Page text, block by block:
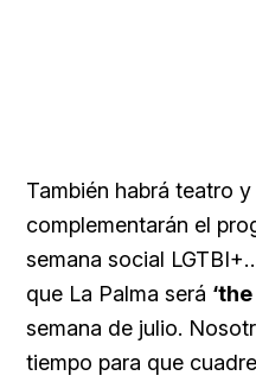
También habrá teatro
complementarán el
semana social
que La Palma será
semana de julio.
tiempo para que